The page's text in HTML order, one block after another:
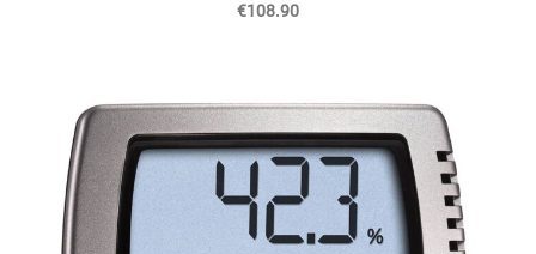
€108.90